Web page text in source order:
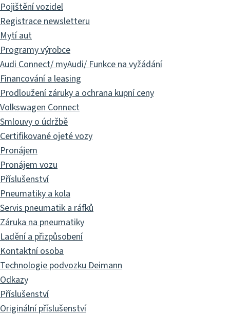
Pojištění vozidel
Registrace newsletteru
Mytí aut
Programy výrobce
Audi Connect/ myAudi/ Funkce na vyžádání
Financování a leasing
Prodloužení záruky a ochrana kupní ceny
Volkswagen Connect
Smlouvy o údržbě
Certifikované ojeté vozy
Pronájem
Pronájem vozu
Příslušenství
Pneumatiky a kola
Servis pneumatik a ráfků
Záruka na pneumatiky
Ladění a přizpůsobení
Kontaktní osoba
Technologie podvozku Deimann
Odkazy
Příslušenství
Originální příslušenství